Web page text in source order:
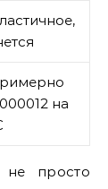
на
просто